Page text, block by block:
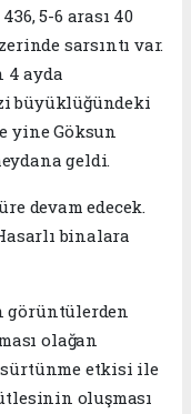
5-6 arası 40
sarsıntı var.
4 ayda
büyüklüğündeki
yine Göksun
geldi.
devam edecek.
binalara
görüntülerden
olağan
etkisi ile
oluşması